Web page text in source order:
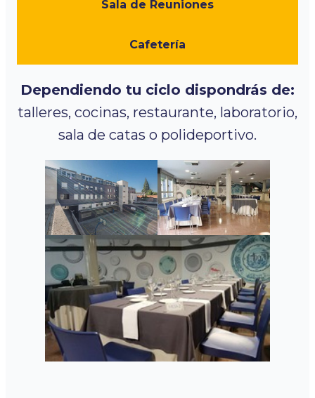
Sala de Reuniones
Cafetería
Dependiendo tu ciclo dispondrás de:
talleres, cocinas, restaurante, laboratorio,
sala de catas o polideportivo.